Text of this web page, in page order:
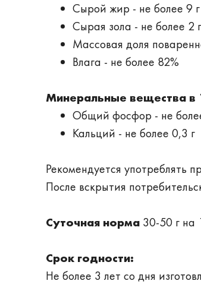
Сырой жир - не более 9 г
Сырая зола - не более 2 г
Массовая доля
Влага - не более 82%
Минеральные вещества в
Общий фосфор - не
Кальций - не более 0,3 г
Рекомендуется употреблять
После вскрытия
Суточная норма 30-50 г на
Срок годности:
Не более 3 лет со дня